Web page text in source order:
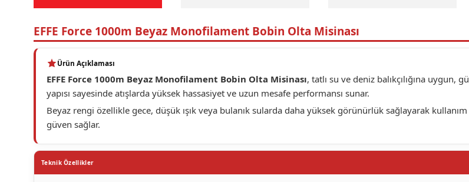
EFFE Force 1000m Beyaz Monofilament Bobin Olta Misinası
Ürün Açıklaması
EFFE Force 1000m Beyaz Monofilament Bobin Olta Misinası, tatlı su ve deniz balıkçılığına
yapısı sayesinde atışlarda yüksek hassasiyet ve uzun mesafe performansı sunar.
Beyaz rengi özellikle gece, düşük ışık veya bulanık sularda daha yüksek görünürlük sağlayarak
güven sağlar.
Teknik Özellikler